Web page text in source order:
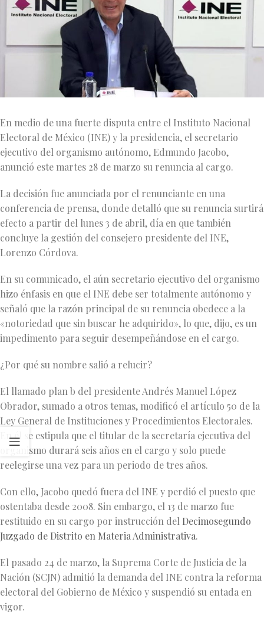
En medio de una fuerte disputa entre el Instituto Nacional
Electoral de México (INE) y la presidencia, el secretario
ejecutivo del organismo autónomo, Edmundo Jacobo,
anunció este martes 28 de marzo su renuncia al cargo.
La decisión fue anunciada por el renunciante en una
conferencia de prensa, donde detalló que su renuncia surtirá
efecto a partir del lunes 3 de abril, día en que también
concluye la gestión del consejero presidente del INE,
Lorenzo Córdova.
En su comunicado, el aún secretario ejecutivo del organismo
hizo énfasis en que el INE debe ser totalmente autónomo y
señaló que la razón principal de su renuncia obedece a la
«notoriedad que sin buscar he adquirido», lo que, dijo, es un
impedimento para seguir desempeñándose en el cargo.
¿Por qué su nombre salió a relucir?
El llamado plan b del presidente Andrés Manuel López
Obrador, sumado a otros temas, modificó el artículo 50 de la
Ley General de Instituciones y Procedimientos Electorales.
En él se estipula que el titular de la secretaría ejecutiva del
organismo durará seis años en el cargo y solo puede
reelegirse una vez para un periodo de tres años.
Con ello, Jacobo quedó fuera del INE y perdió el puesto que
ostentaba desde 2008. Sin embargo, el 13 de marzo fue
restituido en su cargo por instrucción del Decimosegundo
Juzgado de Distrito en Materia Administrativa.
El pasado 24 de marzo, la Suprema Corte de Justicia de la
Nación (SCJN) admitió la demanda del INE contra la reforma
electoral del Gobierno de México y suspendió su entada en
vigor.